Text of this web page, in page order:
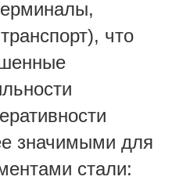
что
значимыми для
стали: